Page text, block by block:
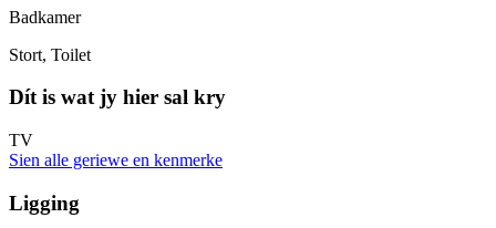
Badkamer
Stort, Toilet
Dít is wat jy hier sal kry
TV
Sien alle geriewe en kenmerke
Ligging